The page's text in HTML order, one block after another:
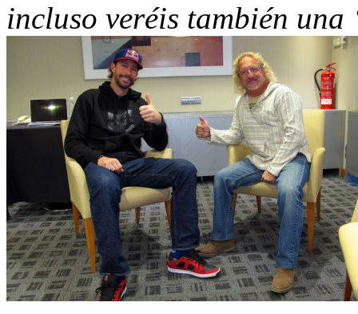
incluso veréis también